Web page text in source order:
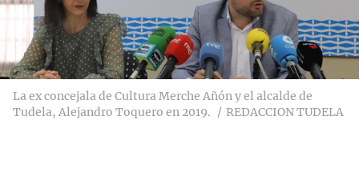
La ex concejala de Cultura Merche Añón y el alcalde de
Tudela, Alejandro Toquero en 2019.
REDACCION TUDELA